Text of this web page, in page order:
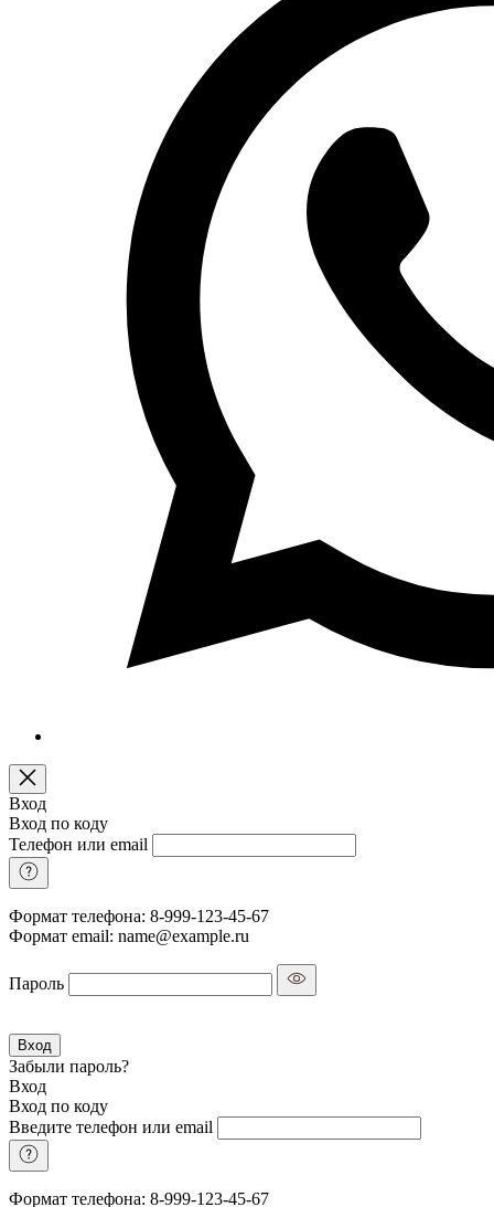
Вход
Вход по коду
Телефон или email
Формат телефона: 8-999-123-45-67
Формат email: name@example.ru
Пароль
Вход
Забыли пароль?
Вход
Вход по коду
Введите телефон или email
Формат телефона: 8-999-123-45-67